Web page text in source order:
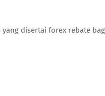
disertai forex rebate